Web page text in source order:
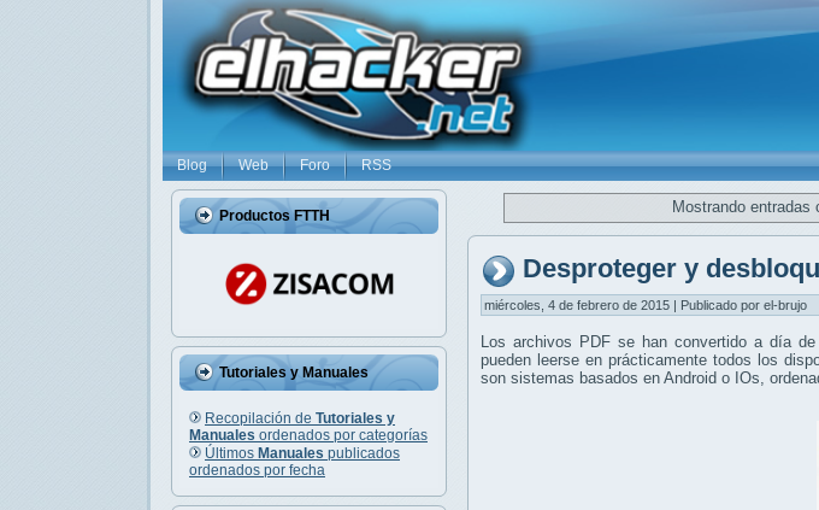
Blog Web Foro RSS
Productos FTTH
Tutoriales y Manuales
Recopilación de Tutoriales y
Manuales ordenados por categorías
Últimos Manuales publicados
ordenados por fecha
Mostrando entradas
Desproteger y
miércoles, 4 de febrero de 2015 | Publicado por el-brujo
Los archivos PDF se han convertido a día
pueden leerse en prácticamente todos los
son sistemas basados en Android o IOs,